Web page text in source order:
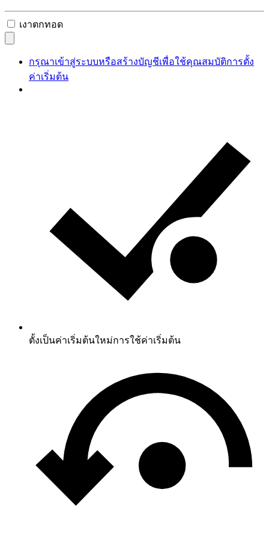
เงาตกทอด
กรุณาเข้าสู่ระบบหรือสร้างบัญชีเพื่อใช้คุณสมบัติการตั้ง
ค่าเริ่มต้น
ตั้งเป็นค่าเริ่มต้นใหม่การใช้ค่าเริ่มต้น